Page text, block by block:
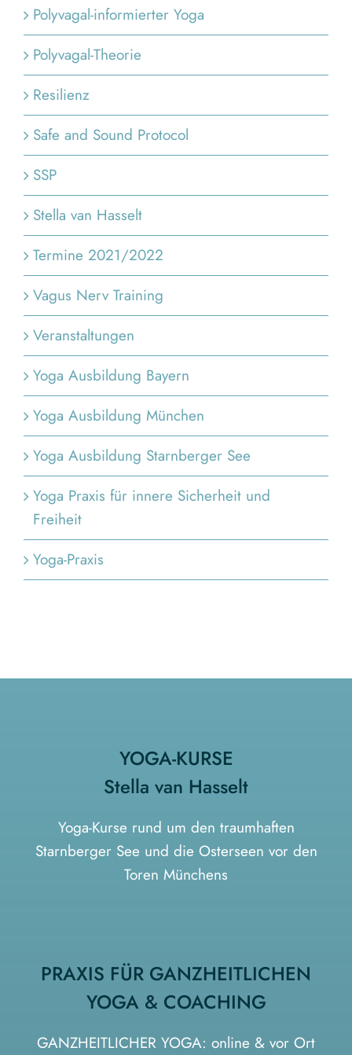
Polyvagal-informierter Yoga
Polyvagal-Theorie
Resilienz
Safe and Sound Protocol
SSP
Stella van Hasselt
Termine 2021/2022
Vagus Nerv Training
Veranstaltungen
Yoga Ausbildung Bayern
Yoga Ausbildung München
Yoga Ausbildung Starnberger See
Yoga Praxis für innere Sicherheit und
Freiheit
Yoga-Praxis
YOGA-KURSE
Stella van Hasselt
Yoga-Kurse rund um den traumhaften
Starnberger See und die Osterseen vor den
Toren Münchens
PRAXIS FÜR GANZHEITLICHEN
YOGA & COACHING
GANZHEITLICHER YOGA: online & vor Ort